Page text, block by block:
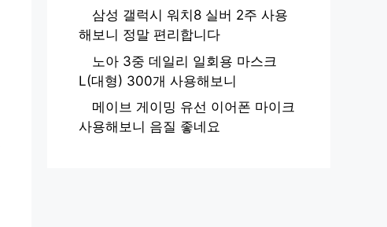
삼성 갤럭시 워치8 실버 2주 사용
해보니 정말 편리합니다
노아 3중 데일리 일회용 마스크
L(대형) 300개 사용해보니
메이브 게이밍 유선 이어폰 마이크
사용해보니 음질 좋네요